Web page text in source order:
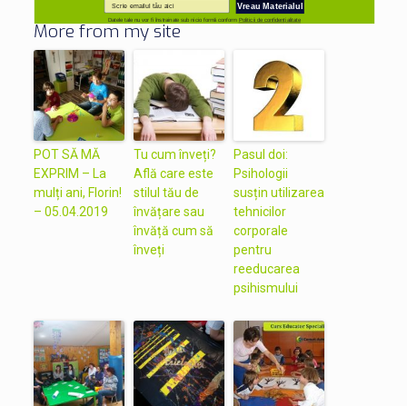
Vreau Materialul
Datele tale nu vor fi înstrainate sub nicio formă conform Politicii de confidențialitate
More from my site
POT SĂ MĂ
EXPRIM – La
mulți ani, Florin!
– 05.04.2019
Tu cum înveți?
Află care este
stilul tău de
învățare sau
învăță cum să
înveți
Pasul doi:
Psihologii
susțin utilizarea
tehnicilor
corporale
pentru
reeducarea
psihismului